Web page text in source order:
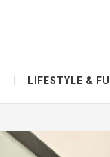
LIFESTYLE &